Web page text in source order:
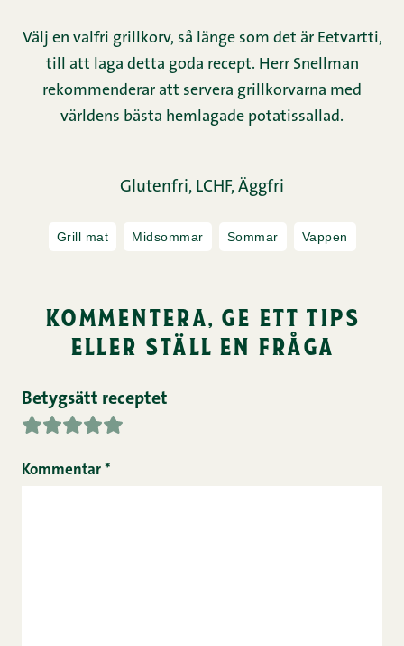
Välj en valfri grillkorv, så länge som det är Eetvartti,
till att laga detta goda recept. Herr Snellman
rekommenderar att servera grillkorvarna med
världens bästa hemlagade potatissallad.
Glutenfri, LCHF, Äggfri
Grill mat Midsommar Sommar Vappen
kommentera, ge ett tips
eller ställ en fråga
Betygsätt receptet
Kommentar *